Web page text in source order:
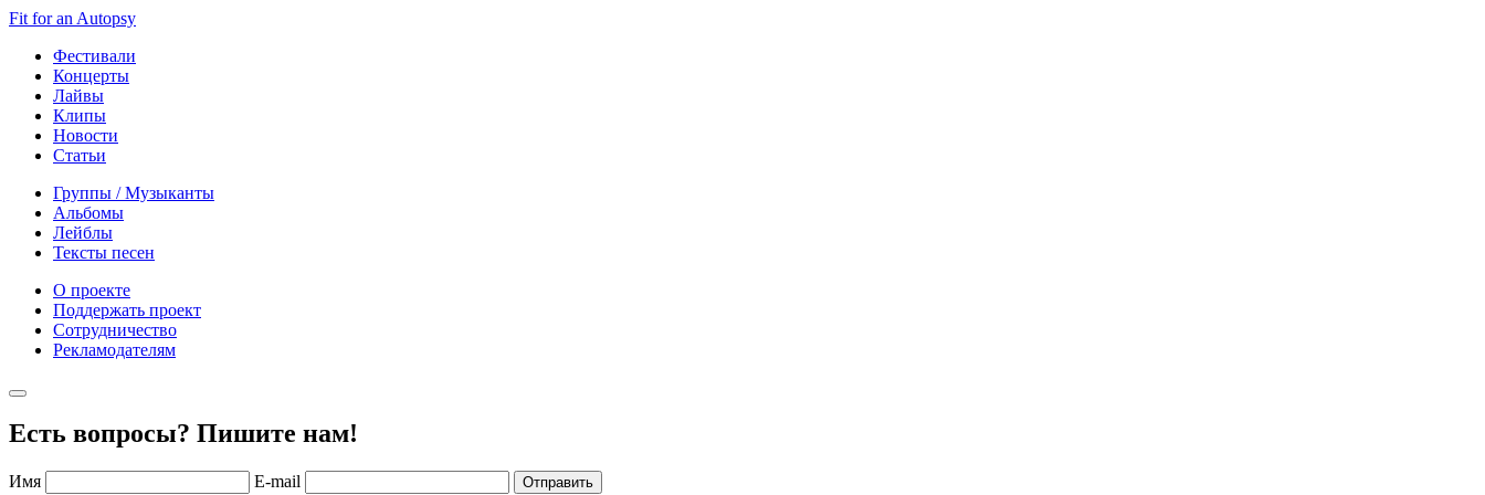
Fit for an Autopsy
Фестивали
Концерты
Лайвы
Клипы
Новости
Статьи
Группы / Музыканты
Альбомы
Лейблы
Тексты песен
О проекте
Поддержать проект
Сотрудничество
Рекламодателям
Есть вопросы? Пишите нам!
Имя E-mail